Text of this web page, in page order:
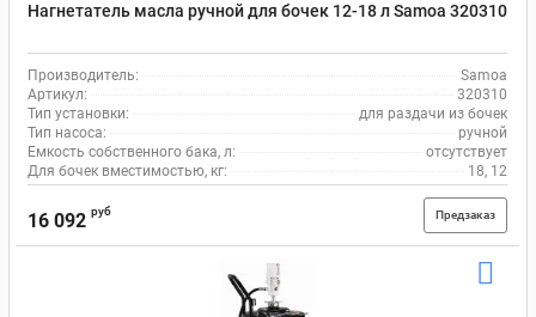
Нагнетатель масла ручной для бочек 12-18 л Samoa 320310
Производитель:
Samoa
Артикул:
320310
Тип установки:
для раздачи из бочек
Тип насоса:
ручной
Емкость собственного бака, л:
отсутствует
Для бочек вместимостью, кг:
18, 12
16 092 руб Предзаказ